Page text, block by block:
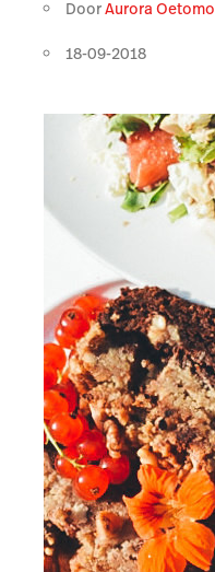
DoorAurora Oetomo
18-09-2018